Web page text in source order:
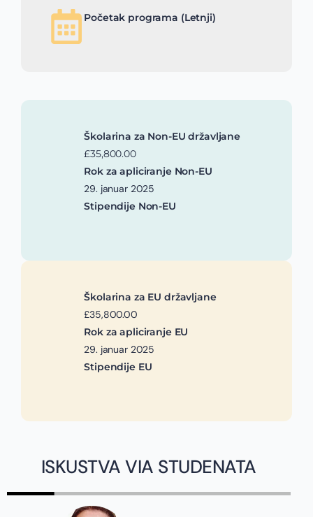
Početak programa (Letnji)
Školarina za Non-EU državljane
£35,800.00
Rok za apliciranje Non-EU
29. januar 2025
Stipendije Non-EU
Školarina za EU državljane
£35,800.00
Rok za apliciranje EU
29. januar 2025
Stipendije EU
ISKUSTVA VIA STUDENATA